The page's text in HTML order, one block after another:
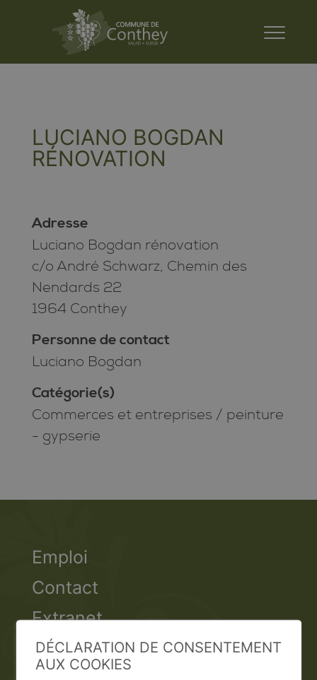
LUCIANO BOGDAN
RÉNOVATION
Adresse
Luciano Bogdan rénovation
c/o André Schwarz, Chemin des
Nendards 22
1964 Conthey
Personne de contact
Luciano Bogdan
Catégorie(s)
Commerces et entreprises / peinture
- gypserie
Emploi
Contact
Extranet
Valais Excellence
DÉCLARATION DE CONSENTEMENT
AUX COOKIES